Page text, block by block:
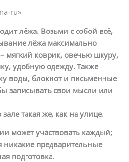
ru»
лёжа. Возьми с собой всё,
лёжа максимально
мягкий коврик, овечью шкуру,
удобную одежду. Также
воды, блокнот и письменные
записывать свои мысли или
такая же, как на улице.
может участвовать каждый;
никакие предварительные
подготовка.